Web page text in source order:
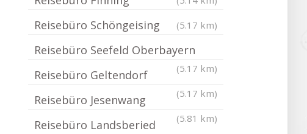
Reisebüro Schöngeising (5.17 km)
Reisebüro Seefeld Oberbayern
(5.17 km)
Reisebüro Geltendorf
(5.17 km)
Reisebüro Jesenwang
(5.81 km)
Reisebüro Landsberied